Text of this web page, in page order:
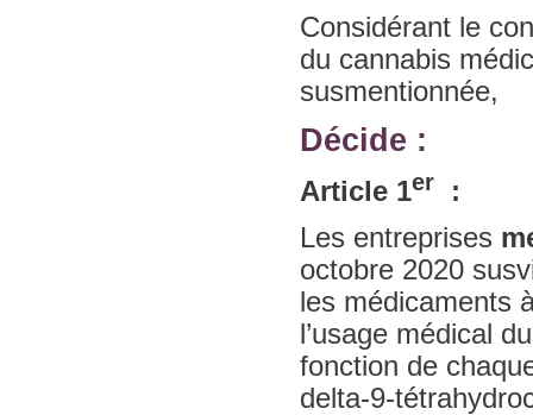
Considérant le
du cannabis
susmentionnée,
Décide :
Article 1er :
Les entreprises
octobre 2020
les médicaments
l’usage médical
fonction de
delta-9-